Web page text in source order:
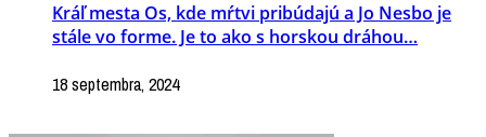
Kráľ mesta Os, kde mŕtvi pribúdajú a Jo Nesbo je
stále vo forme. Je to ako s horskou dráhou…
18 septembra, 2024